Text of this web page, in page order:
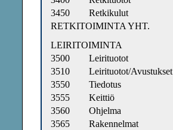
3450
Retkikulut
RETKITOIMINTA YHT.
LEIRITOIMINTA
3500
Leirituotot
3510
Leirituotot/Avustukset
3550
Tiedotus
3555
Keittiö
3560
Ohjelma
3565
Rakennelmat